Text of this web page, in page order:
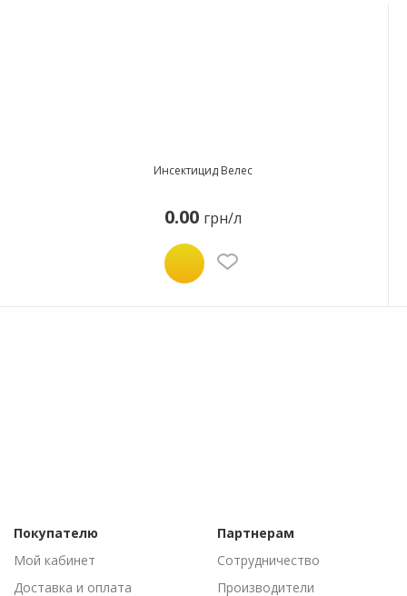
Инсектицид Велес
0.00 грн/л
Покупателю
Мой кабинет
Доставка и оплата
Партнерам
Сотрудничество
Производители